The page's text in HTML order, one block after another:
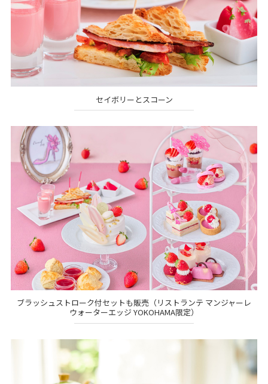
セイボリーとスコーン
ブラッシュストローク付セットも販売（リストランテ マンジャーレ
ウォーターエッジ YOKOHAMA限定）